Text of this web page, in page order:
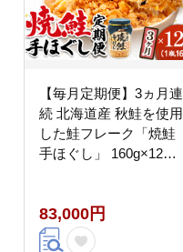
【毎月定期便】3ヵ月連
続 北海道産 秋鮭を使用
した鮭フレーク「焼鮭
手ほぐし」 160g×12瓶
83,000円